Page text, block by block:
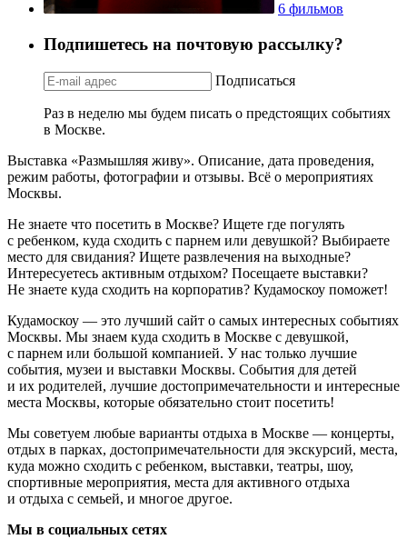
6 фильмов
Подпишетесь на почтовую рассылку?
Подписаться
Раз в неделю мы будем писать о предстоящих событиях
в Москве.
Выставка «Размышляя живу». Описание, дата проведения,
режим работы, фотографии и отзывы. Всё о мероприятиях
Москвы.
Не знаете что посетить в Москве? Ищете где погулять
с ребенком, куда сходить с парнем или девушкой? Выбираете
место для свидания? Ищете развлечения на выходные?
Интересуетесь активным отдыхом? Посещаете выставки?
Не знаете куда сходить на корпоратив? Кудамоскоу поможет!
Кудамоскоу — это лучший сайт о самых интересных событиях
Москвы. Мы знаем куда сходить в Москве с девушкой,
с парнем или большой компанией. У нас только лучшие
события, музеи и выставки Москвы. События для детей
и их родителей, лучшие достопримечательности и интересные
места Москвы, которые обязательно стоит посетить!
Мы советуем любые варианты отдыха в Москве — концерты,
отдых в парках, достопримечательности для экскурсий, места,
куда можно сходить с ребенком, выставки, театры, шоу,
спортивные мероприятия, места для активного отдыха
и отдыха с семьей, и многое другое.
Мы в социальных сетях